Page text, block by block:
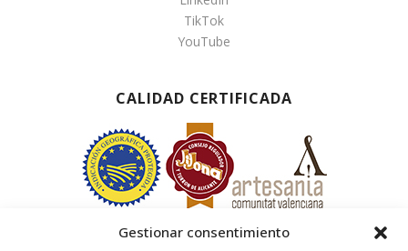
Gestionar consentimiento
TikTok
YouTube
CALIDAD CERTIFICADA